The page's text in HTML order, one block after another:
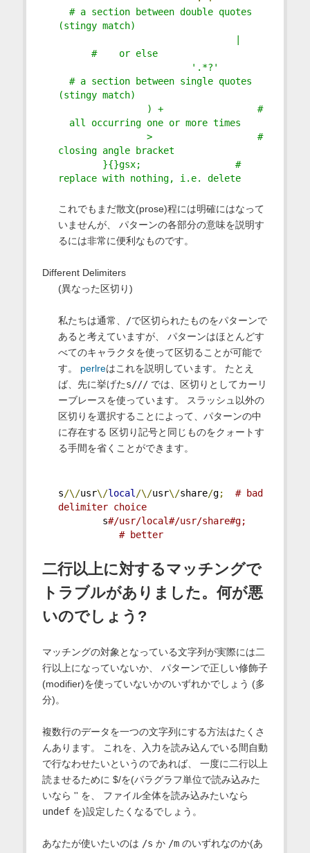
# a section between double quotes
(stingy match)
#    or else
'.*?'
# a section between single quotes
(stingy match)
) +                 #
all occurring one or more times
>                   #
closing angle bracket
}{}gsx;                 #
replace with nothing, i.e. delete
これでもまだ散文(prose)程には明確にはなって
いませんが、 パターンの各部分の意味を説明す
るには非常に便利なものです。
Different Delimiters
(異なった区切り)
私たちは通常、 /で区切られたものをパターンで
あると考えていますが、 パターンはほとんどす
べてのキャラクタを使って区切ることが可能で
す。 perlreはこれを説明しています。 たとえ
ば、先に挙げたs///では、区切りとしてカーリ
ーブレースを使っています。 スラッシュ以外の
区切りを選択することによって、パターンの中
に存在する 区切り記号と同じものをクォートす
る手間を省くことができます。
s/\/usr\/local /\/usr\/share/g;
# bad
delimiter choice
s#/usr/local#/usr/share#g;
# better
二行以上に対するマッチングで
トラブルがありました。何が悪
いのでしょう?
マッチングの対象となっている文字列が実際には二
行以上になっていないか、 パターンで正しい修飾子
(modifier)を使っていないかのいずれかでしょう (多
分)。
複数行のデータを一つの文字列にする方法はたくさ
んあります。 これを、入力を読み込んでいる間自動
で行なわせたいというのであれば、 一度に二行以上
読ませるために $/を(パラグラフ単位で読み込みた
いなら '' を、 ファイル全体を読み込みたいなら
undefを)設定したくなるでしょう。
あなたが使いたいのは /s か /mのいずれなのか(あ